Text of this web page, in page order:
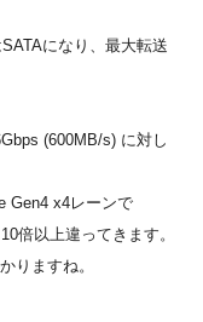
になり、最大転送
(600MB/s) に対し
Gen4 x4レーンで
倍以上違ってきます。
りますね。